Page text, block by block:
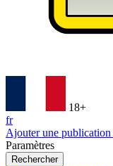
18+
fr
Ajouter une publication
Paramètres
Rechercher